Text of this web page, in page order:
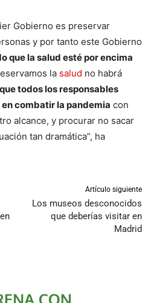
Gobierno es preservar
y por tanto este Gobierno
que la salud esté por encima
la salud no habrá
todos los responsables
combatir la pandemia con
alcance, y procurar no sacar
tan dramática”, ha
Artículo siguiente
Los museos desconocidos
que deberías visitar en
Madrid